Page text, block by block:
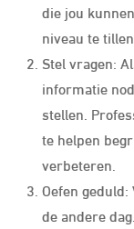
die jou
niveau te tillen.
Stel vragen:
informatie
stellen.
te helpen
verbeteren.
Oefen
de andere